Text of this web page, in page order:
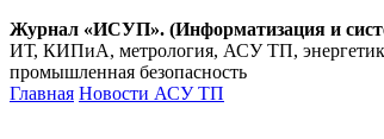
Журнал «ИСУП». (Информатизация и
ИТ, КИПиА, метрология, АСУ ТП,
промышленная безопасность
Главная Новости АСУ ТП